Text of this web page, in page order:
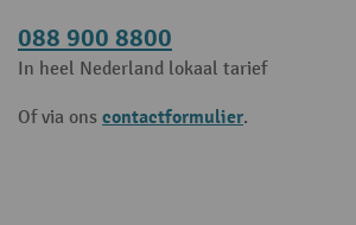
088 900 8800
In heel Nederland lokaal tarief
Of via ons contactformulier.